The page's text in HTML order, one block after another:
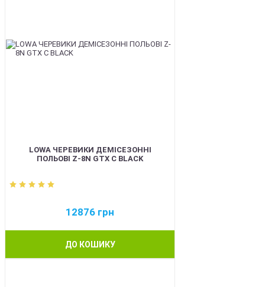
LOWA ЧЕРЕВИКИ ДЕМІСЕЗОННІ
ПОЛЬОВІ Z-8N GTX C BLACK
12876 грн
ДО КОШИКУ